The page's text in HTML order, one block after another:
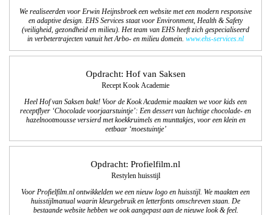
We realiseerden voor Erwin Heijnsbroek een website met een modern responsive
en adaptive design. EHS Services staat voor Environment, Health & Safety
(veiligheid, gezondheid en milieu). Het team van EHS heeft zich gespecialiseerd
in verbetertrajecten vanuit het Arbo- en milieu domein. www.ehs-services.nl
Opdracht: Hof van Saksen
Recept Kook Academie
Heel Hof van Saksen bakt! Voor de Kook Academie maakten we voor kids een
receptflyer ‘Chocolade voorjaarstuintje’: Een dessert van luchtige chocolade- en
hazelnootmousse versierd met koekkruimels en munttakjes, voor een klein en
eetbaar ‘moestuintje’
Opdracht: Profielfilm.nl
Restylen huisstijl
Voor Profielfilm.nl ontwikkelden we een nieuw logo en huisstijl. We maakten een
huisstijlmanual waarin kleurgebruik en letterfonts omschreven staan. De
bestaande website hebben we ook aangepast aan de nieuwe look & feel.